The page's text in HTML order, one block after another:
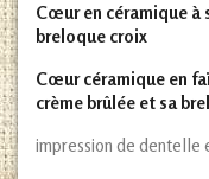
Cœur en céramique à
breloque croix
Cœur céramique en
crème brûlée et sa
impression de dentelle